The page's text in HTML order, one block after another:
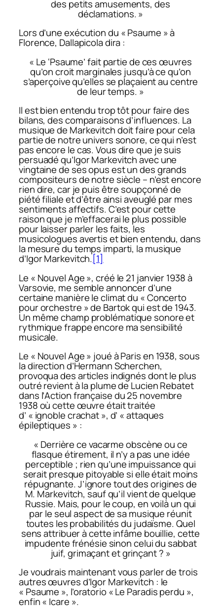
des petits amusements, des
déclamations. »
Lors d’une exécution du « Psaume » à
Florence, Dallapicola dira :
« Le ‘Psaume’ fait partie de ces œuvres
qu’on croit marginales jusqu’à ce qu’on
s’aperçoive qu’elles se plaçaient au centre
de leur temps. »
Il est bien entendu trop tôt pour faire des
bilans, des comparaisons d’influences. La
musique de Markevitch doit faire pour cela
partie de notre univers sonore, ce qui n’est
pas encore le cas. Vous dire que je suis
persuadé qu’Igor Markevitch avec une
vingtaine de ses opus est un des grands
compositeurs de notre siècle – n’est encore
rien dire, car je puis être soupçonné de
piété filiale et d’être ainsi aveuglé par mes
sentiments affectifs. C’est pour cette
raison que je m’effacerai le plus possible
pour laisser parler les faits, les
musicologues avertis et bien entendu, dans
la mesure du temps imparti, la musique
d’Igor Markevitch.[1]
Le « Nouvel Age », créé le 21 janvier 1938 à
Varsovie, me semble annoncer d’une
certaine manière le climat du « Concerto
pour orchestre » de Bartok qui est de 1943.
Un même champ problématique sonore et
rythmique frappe encore ma sensibilité
musicale.
Le « Nouvel Age » joué à Paris en 1938, sous
la direction d’Hermann Scherchen,
provoqua des articles indignés dont le plus
outré revient à la plume de Lucien Rebatet
dans l’Action françaisedu 25 novembre
1938 où cette œuvre était traitée
d’ « ignoble crachat », d’ « attaques
épileptiques » :
« Derrière ce vacarme obscène ou ce
flasque étirement, il n’y a pas une idée
perceptible ; rien qu’une impuissance qui
serait presque pitoyable si elle était moins
répugnante. J’ignore tout des origines de
M. Markevitch, sauf qu’il vient de quelque
Russie. Mais, pour le coup, en voilà un qui
par le seul aspect de sa musique réunit
toutes les probabilités du judaïsme. Quel
sens attribuer à cette infâme bouillie, cette
impudente frénésie sinon celui du sabbat
juif, grimaçant et grinçant ? »
Je voudrais maintenant vous parler de trois
autres œuvres d’Igor Markevitch : le
« Psaume », l’oratorio « Le Paradis perdu »,
enfin « Icare ».